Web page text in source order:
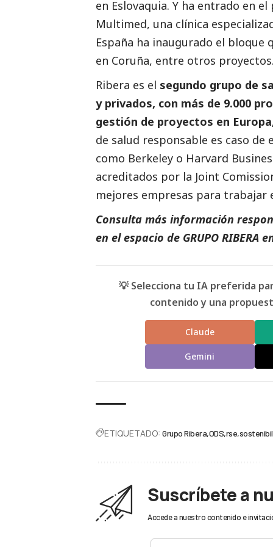
en Eslovaquia. Y ha entrado en
Multimed, una clínica
España ha inaugurado el
en Coruña, entre otros
Ribera es el segundo grupo de
y privados, con más de 9.000
gestión de proyectos en
de salud responsable es caso de
como Berkeley o Harvard
acreditados por la Joint
mejores empresas para trabajar
Consulta más información
en el espacio de GRUPO RIBERA
💡 Selecciona tu IA preferida
contenido y una
Claude
Gemini
ETIQUETADO: Grupo Ribera ODS rse
Suscríbete a
Accede a nuestro contenido e